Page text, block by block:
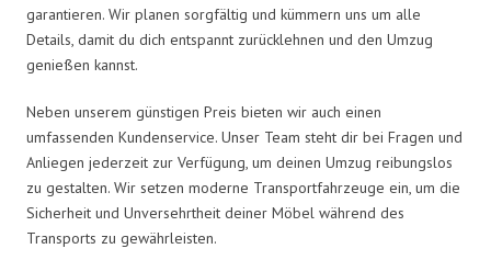
garantieren. Wir planen sorgfältig und kümmern uns um alle
Details, damit du dich entspannt zurücklehnen und den Umzug
genießen kannst.
Neben unserem günstigen Preis bieten wir auch einen
umfassenden Kundenservice. Unser Team steht dir bei Fragen und
Anliegen jederzeit zur Verfügung, um deinen Umzug reibungslos
zu gestalten. Wir setzen moderne Transportfahrzeuge ein, um die
Sicherheit und Unversehrtheit deiner Möbel während des
Transports zu gewährleisten.